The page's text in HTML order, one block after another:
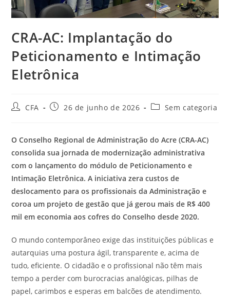
CRA-AC: Implantação do
Peticionamento e Intimação
Eletrônica
AutorCFA
Post26 de junho de 2026
Categoria
Sem categoria
O Conselho Regional de Administração do Acre (CRA-AC)
consolida sua jornada de modernização administrativa
com o lançamento do módulo de Peticionamento e
Intimação Eletrônica. A iniciativa zera custos de
deslocamento para os profissionais da Administração e
coroa um projeto de gestão que já gerou mais de R$ 400
mil em economia aos cofres do Conselho desde 2020.
O mundo contemporâneo exige das instituições públicas e
autarquias uma postura ágil, transparente e, acima de
tudo, eficiente. O cidadão e o profissional não têm mais
tempo a perder com burocracias analógicas, pilhas de
papel, carimbos e esperas em balcões de atendimento.